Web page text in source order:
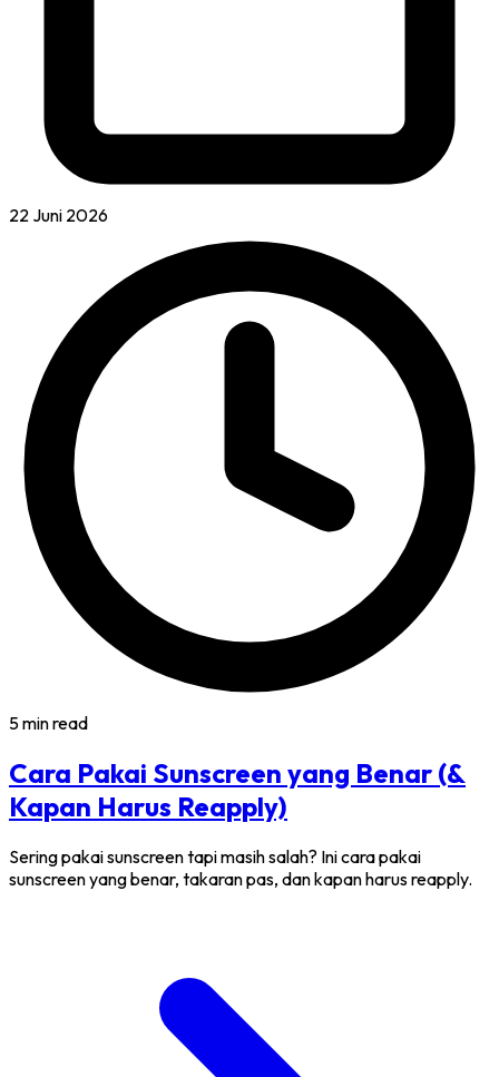
22 Juni 2026
5 min read
Cara Pakai Sunscreen yang Benar (&
Kapan Harus Reapply)
Sering pakai sunscreen tapi masih salah? Ini cara pakai
sunscreen yang benar, takaran pas, dan kapan harus reapply.